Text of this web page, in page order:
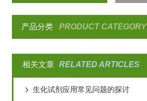
产品分类 PRODUCT CATEGORY
相关文章 RELATED ARTICLES
生化试剂应用常见问题的探讨